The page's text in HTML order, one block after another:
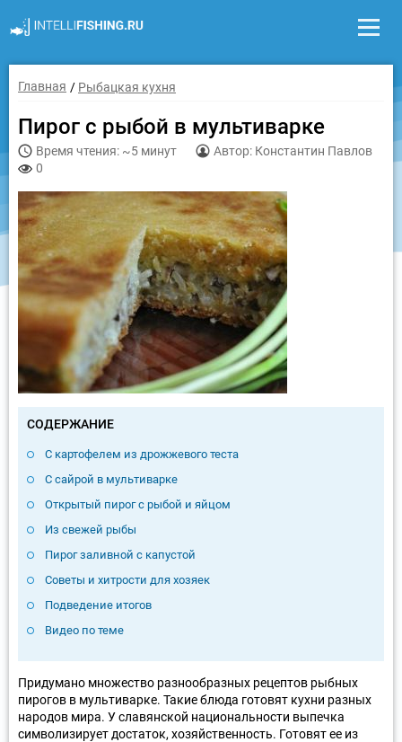
Главная Рыбацкая кухня
Пирог с рыбой в мультиварке
Время чтения: ~5 минут
Автор: Константин Павлов
0
СОДЕРЖАНИЕ
С картофелем из дрожжевого теста
С сайрой в мультиварке
Открытый пирог с рыбой и яйцом
Из свежей рыбы
Пирог заливной с капустой
Советы и хитрости для хозяек
Подведение итогов
Видео по теме
Придумано множество разнообразных рецептов рыбных
пирогов в мультиварке. Такие блюда готовят кухни разных
народов мира. У славянской национальности выпечка
символизирует достаток, хозяйственность. Готовят ее из